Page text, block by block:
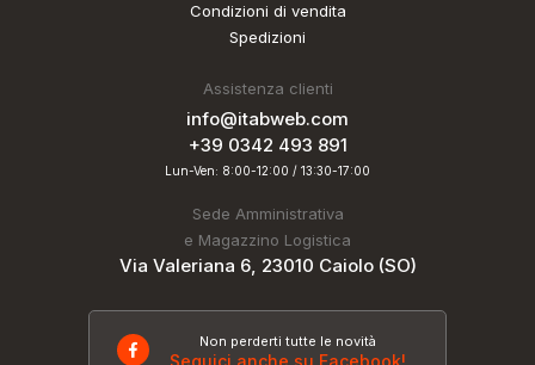
Condizioni di vendita
Spedizioni
Assistenza clienti
info@itabweb.com
+39 0342 493 891
Lun-Ven: 8:00-12:00 / 13:30-17:00
Sede Amministrativa
e Magazzino Logistica
Via Valeriana 6, 23010 Caiolo (SO)
Non perderti tutte le novità